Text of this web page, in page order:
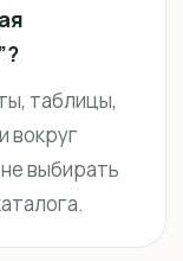
таблицы,
вокруг
выбирать